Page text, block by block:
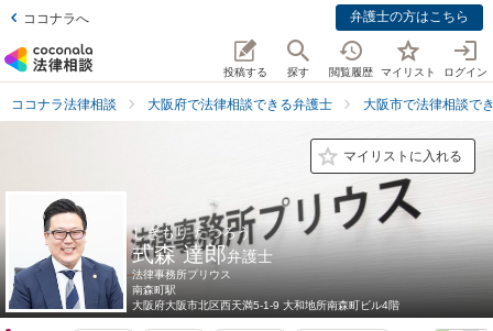
ココナラへ 弁護士の方はこちら
投稿する 探す 閲覧履歴 マイリスト ログイン
ココナラ法律相談 大阪府で法律相談できる弁護士 大阪市で法律相談で
マイリストに入れる
しきもり たつろう
式森 達郎弁護士
法律事務所プリウス
南森町駅
大阪府大阪市北区西天満5-1-9 大和地所南森町ビル4階